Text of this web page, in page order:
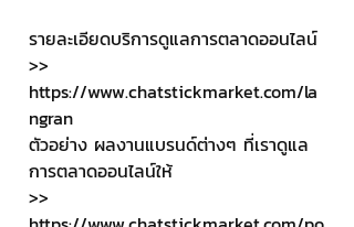
รายละเอียดบริการดูแลการตลาดออนไลน์
>>
https://www.chatstickmarket.com/la
ngran
ตัวอย่าง ผลงานแบรนด์ต่างๆ ที่เราดูแล
การตลาดออนไลน์ให้
>>